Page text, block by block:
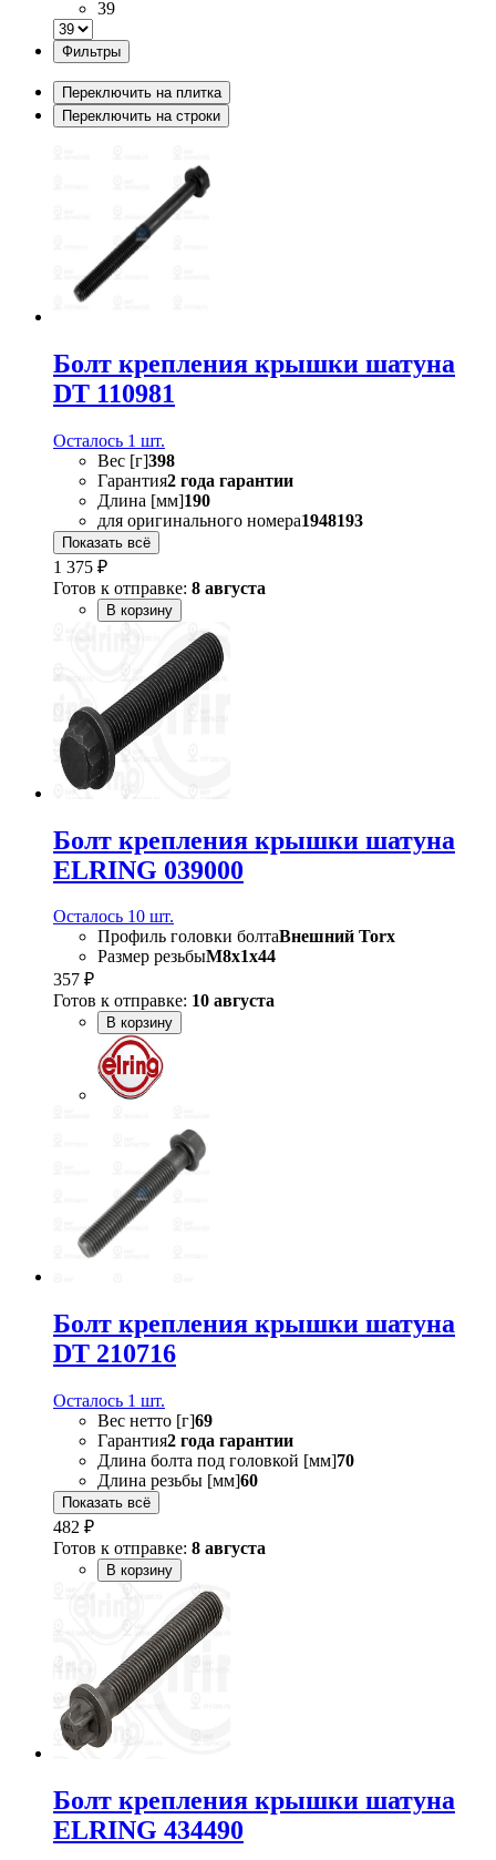
39
Фильтры
Переключить на плитка
Переключить на строки
Болт крепления крышки шатуна
DT 110981
Осталось 1 шт.
Вес [г]398
Гарантия2 года гарантии
Длина [мм]190
для оригинального номера1948193
Показать всё
1 375 ₽
Готов к отправке: 8 августа
В корзину
Болт крепления крышки шатуна
ELRING 039000
Осталось 10 шт.
Профиль головки болтаВнешний Torx
Размер резьбыM8x1x44
357 ₽
Готов к отправке: 10 августа
В корзину
Болт крепления крышки шатуна
DT 210716
Осталось 1 шт.
Вес нетто [г]69
Гарантия2 года гарантии
Длина болта под головкой [мм]70
Длина резьбы [мм]60
Показать всё
482 ₽
Готов к отправке: 8 августа
В корзину
Болт крепления крышки шатуна
ELRING 434490